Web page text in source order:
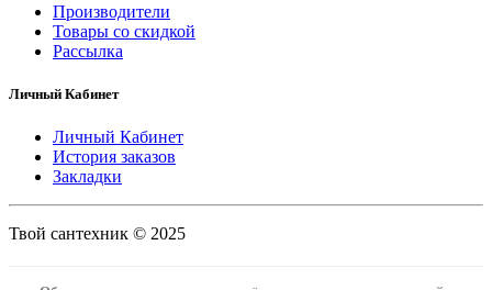
Производители
Товары со скидкой
Рассылка
Личный Кабинет
Личный Кабинет
История заказов
Закладки
Твой сантехник © 2025